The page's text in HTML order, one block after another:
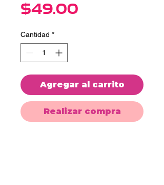
$49.00
Cantidad *
Agregar al carrito
Realizar compra